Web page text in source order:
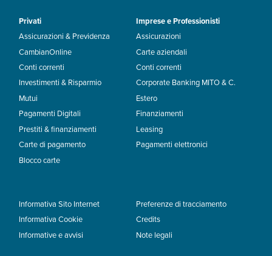
Privati
Assicurazioni & Previdenza
CambianOnline
Conti correnti
Investimenti & Risparmio
Mutui
Pagamenti Digitali
Prestiti & finanziamenti
Carte di pagamento
Blocco carte
Imprese e Professionisti
Assicurazioni
Carte aziendali
Conti correnti
Corporate Banking MITO & C.
Estero
Finanziamenti
Leasing
Pagamenti elettronici
Informativa Sito Internet
Informativa Cookie
Informative e avvisi
Preferenze di tracciamento
Credits
Note legali